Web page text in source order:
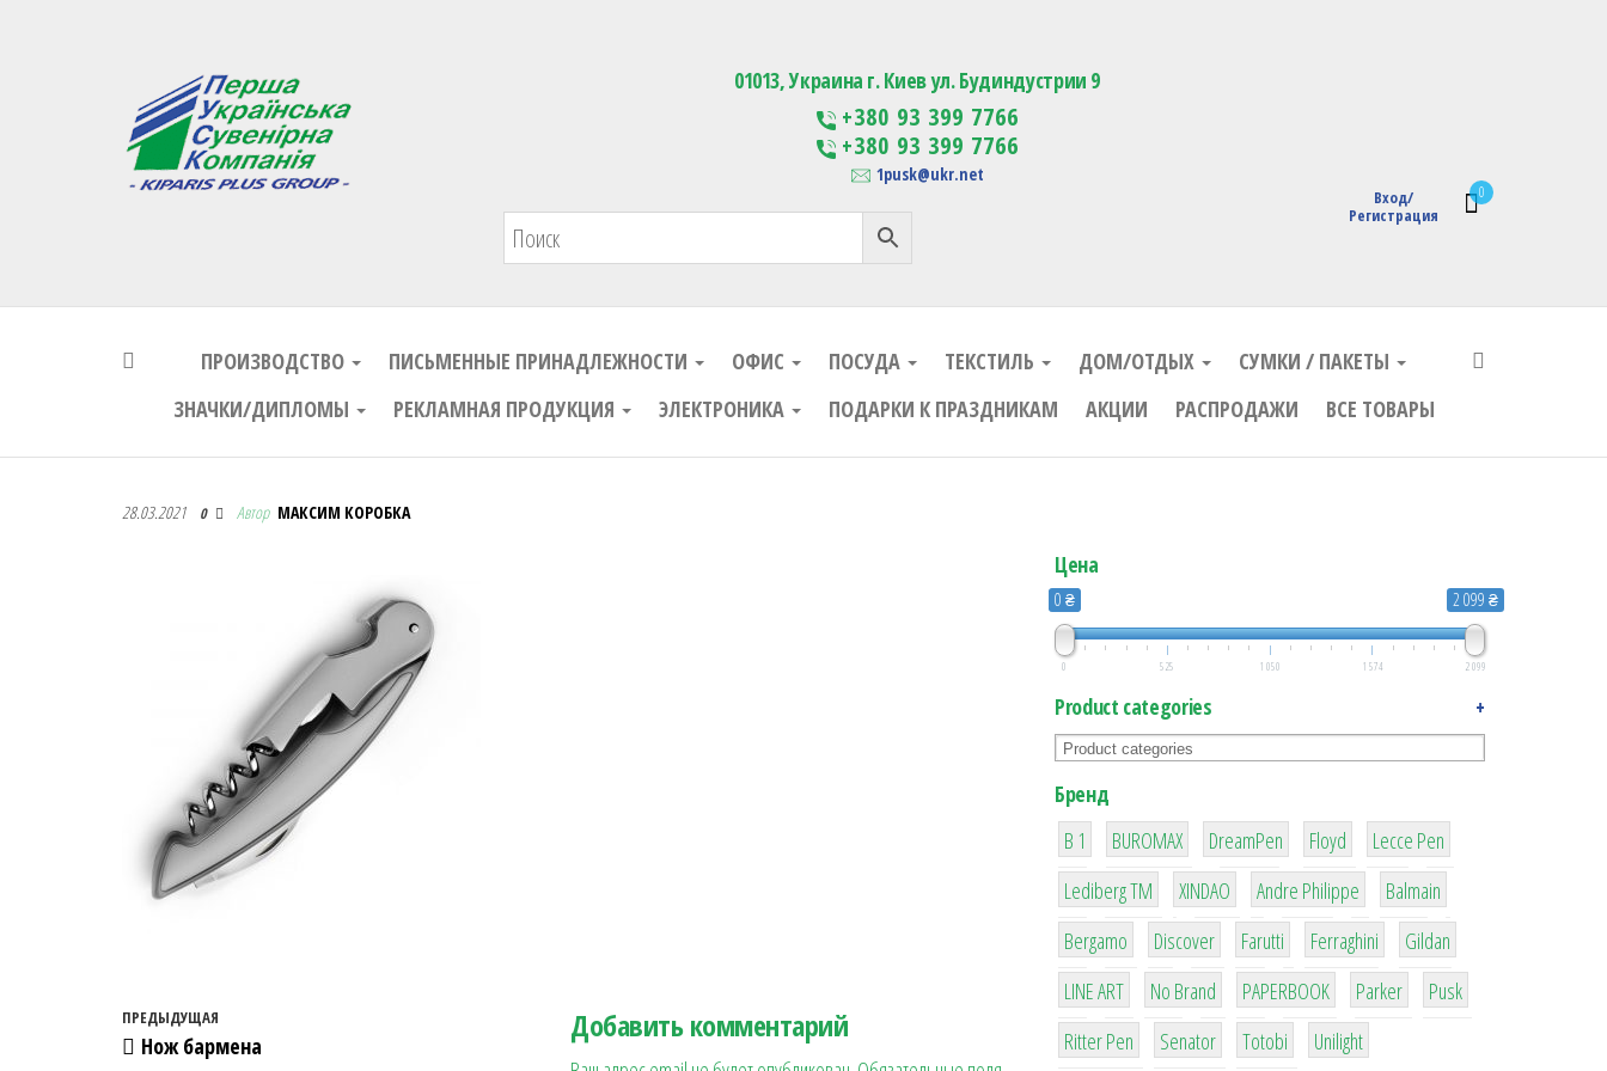
Первая Украинская Сувенирная Компания Изготовление сувенирной продукции с логотипом
0
Вход/
Регистрация
01013, Украина г. Киев ул. Будиндустрии 9
+380 93 399 7766
+380 93 399 7766
1pusk@ukr.net
ПРОИЗВОДСТВО ПИСЬМЕННЫЕ ПРИНАДЛЕЖНОСТИ ОФИС ПОСУДА ТЕКСТИЛЬ ДОМ/ОТДЫХ
СУМКИ / ПАКЕТЫ
ЗНАЧКИ/ДИПЛОМЫ
РЕКЛАМНАЯ ПРОДУКЦИЯ ЭЛЕКТРОНИКА ПОДАРКИ К ПРАЗДНИКАМ АКЦИИ РАСПРОДАЖИ ВСЕ ТОВАРЫ
Первая Украинская Сувенирная Компания
28.03.2021 0 Автор МАКСИМ КОРОБКА
Навигация по записям
Предыдущая запись
ПРЕДЫДУЩАЯ
Нож бармена
Добавить комментарий
Цена
0 ₴ 2 099 ₴
0 525 1 050 1 574 2 099
Product categories +
Бренд
B 1
1
BUROMAX
1
DreamPen
2
Floyd
2
Lecce Pen
3
Lediberg ТМ
3
XINDAO
1
Andre Philippe
4
Balmain
26
Bergamo
64
Discover
299
Farutti
4
Ferraghini
42
Gildan
4
LINE ART
90
No Brand
8
PAPERBOOK
6
Parker
2
Pusk
22
Ritter Pen
15
Senator
43
Totobi
1
Unilight